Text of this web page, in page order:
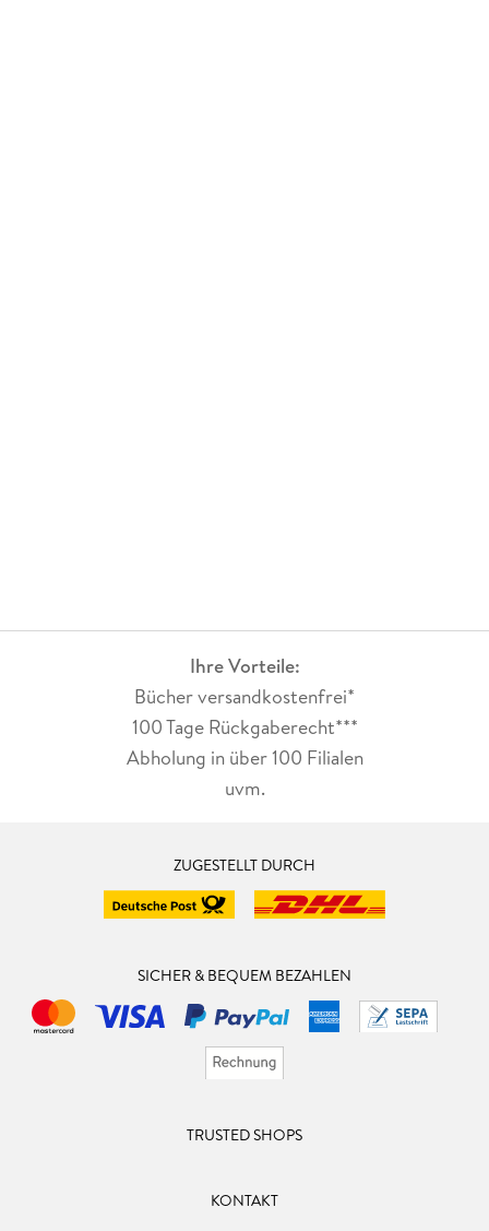
Ihre Vorteile:
Bücher versandkostenfrei*
100 Tage Rückgaberecht***
Abholung in über 100 Filialen
uvm.
ZUGESTELLT DURCH
SICHER & BEQUEM BEZAHLEN
TRUSTED SHOPS
KONTAKT